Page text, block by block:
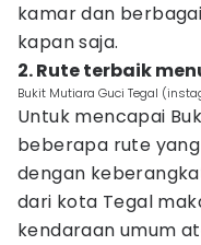
kamar dan
kapan saja.
2. Rute terbaik
Bukit Mutiara Guci Tegal
Untuk mencapai
beberapa rute
dengan
dari kota Tegal
kendaraan umum